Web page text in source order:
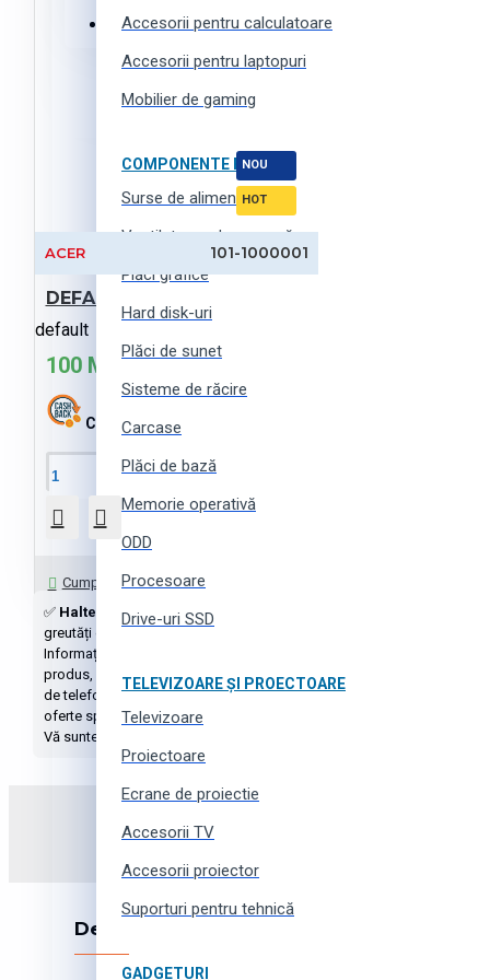
Haine, încălțăminte și accesorii
Accesorii pentru calculatoare
Accesorii pentru laptopuri
Mobilier de gaming
COMPONENTE PC
Surse de alimentare
Ventilatoare de carcasă
Plăci grafice
Hard disk-uri
Plăci de sunet
Sisteme de răcire
Carcase
Plăci de bază
Memorie operativă
ODD
Procesoare
Drive-uri SSD
TELEVIZOARE ȘI PROECTOARE
Televizoare
Proiectoare
Ecrane de proiectie
Accesorii TV
Accesorii proiector
Suporturi pentru tehnică
GADGETURI
NOU
HOT
ACER 101-1000001
DEFAULT-products (ro)
default
100 MDL
Cashback:0 MDL
În Coş
Cumpără cu 1 click
✅ Haltere, gantele, greutăți
greutăți e posibil în credit. Excelentă calitate și garanție oficială de la
Informații complete despre produs: descriere, caracteristici,
produs, adăugați la comparație, favorite, coșul de cumpărături sau
de telefon ☎️079930960sau scrieți-ne prin online chat, messengeri
oferte speciale, cupoane și multe altele - tot asta pentru cumpărătorii
Vă suntem recunoscători pentru fidelitate!
Despre companie